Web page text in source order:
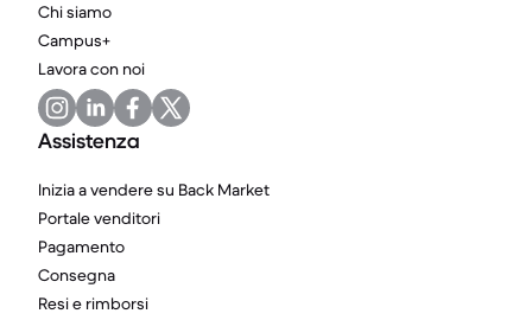
Chi siamo
Campus+
Lavora con noi
Assistenza
Inizia a vendere su Back Market
Portale venditori
Pagamento
Consegna
Resi e rimborsi